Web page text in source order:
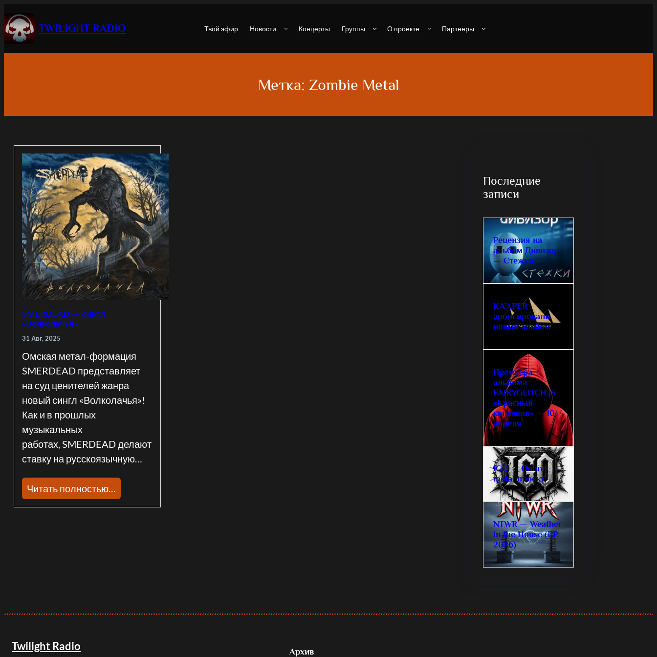
к
содержимому
TWILIGHT RADIO Твой эфир Новости Концерты Группы О проекте Партнеры
Метка: Zombie Metal
SMERDEAD — сингл
«Волколачья»
31 Авг, 2025
Омская метал-формация
SMERDEAD представляет
на суд ценителей жанра
новый сингл «Волколачья»!
Как и в прошлых
музыкальных
работах, SMERDEAD делают
ставку на русскоязычную…
Читать полностью…
Последние
записи
Рецензия на
альбом Дивизор
— Стежки
KA’APER
анонсировали
новый альбом
Премьера
альбома
FAIRYGLITCH.JS
«Красный
капюшон» — 10
апреля
IGO — Online
metal проект
NTWR — Weather
In the House (EP,
2026)
Twilight Radio Архив